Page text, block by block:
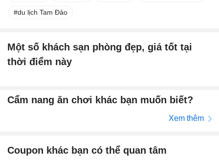
du lịch Tam Đảo
Một số khách sạn phòng đẹp, giá tốt tại
thời điểm này
Cẩm nang ăn chơi khác bạn muốn biết?
Xem thêm
Coupon khác bạn có thể quan tâm